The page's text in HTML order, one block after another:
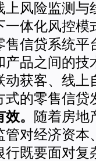
上风险监测与
一体化风控模
售信贷系统平
产品之间的技
动获客、线上
式的零售信
效。 随着房地
管对经济资本
行既要面对复